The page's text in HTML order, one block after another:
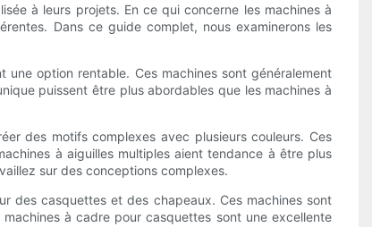
à leurs projets. En ce qui concerne les machines à
Dans ce guide complet, nous examinerons les
option rentable. Ces machines sont généralement
puissent être plus abordables que les machines à
des motifs complexes avec plusieurs couleurs. Ces
à aiguilles multiples aient tendance à être plus
sur des conceptions complexes.
des casquettes et des chapeaux. Ces machines sont
à cadre pour casquettes sont une excellente